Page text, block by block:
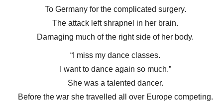
To Germany for the complicated surgery.
The attack left shrapnel in her brain.
Damaging much of the right side of her body.
“I miss my dance classes.
I want to dance again so much.”
She was a talented dancer.
Before the war she travelled all over Europe competing.